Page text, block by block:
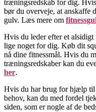
træningsredskab for dig.
bør du overveje, at anskaffe
gulv. Læs mere om
Hvis du leder efter et alsidigt
lige noget for dig. Køb dit
nå dine fitnessmål. Hvis du
træningsredskaber kan du
her.
Hvis du har brug for hjælp til
behov, kan du med fordel
siden, som er nogle af de